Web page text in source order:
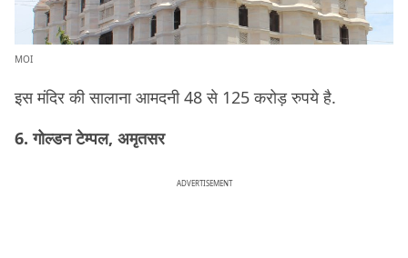
MOI
इस मंदिर की सालाना आमदनी 48 से 125 करोड़ रुपये है.
6. गोल्डन टेम्पल, अमृतसर
ADVERTISEMENT